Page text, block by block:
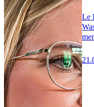
Le